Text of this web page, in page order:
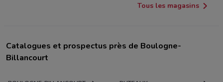
Tous les magasins
Catalogues et prospectus près de Boulogne-
Billancourt